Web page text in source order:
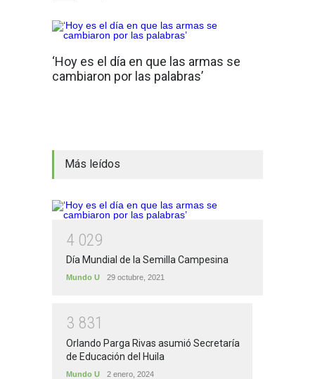
‘Hoy es el día en que las armas se
cambiaron por las palabras’
Más leídos
4 029
Día Mundial de la Semilla Campesina
Mundo U 29 octubre, 2021
3 831
Orlando Parga Rivas asumió Secretaría
de Educación del Huila
Mundo U 2 enero, 2024